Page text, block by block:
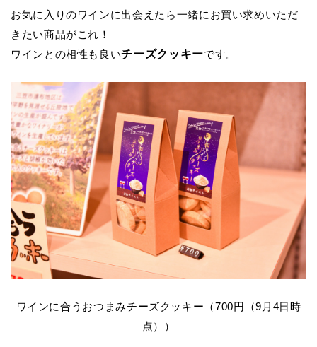
お気に入りのワインに出会えたら一緒にお買い求めいただ
きたい商品がこれ！
ワインとの相性も良いチーズクッキーです。
ワインに合うおつまみチーズクッキー（700円（9月4日時
点））